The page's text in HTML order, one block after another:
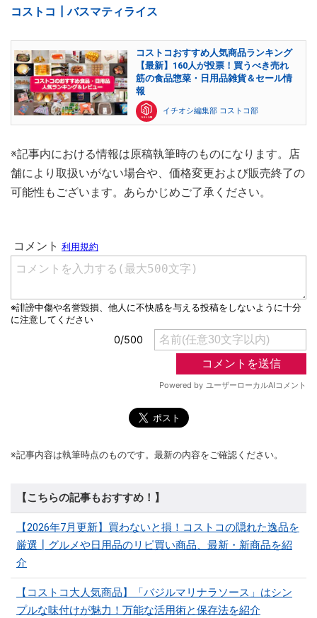
コストコ┃バスマティライス
コストコおすすめ人気商品ランキング
【最新】160人が投票！買うべき売れ
筋の食品惣菜・日用品雑貨＆セール情
報
イチオシ編集部 コストコ部
※記事内における情報は原稿執筆時のものになります。店
舗により取扱いがない場合や、価格変更および販売終了の
可能性もございます。あらかじめご了承ください。
※記事内容は執筆時点のものです。最新の内容をご確認ください。
【こちらの記事もおすすめ！】
【2026年7月更新】買わないと損！コストコの隠れた逸品を
厳選┃グルメや日用品のリピ買い商品、最新・新商品を紹
介
【コストコ大人気商品】「バジルマリナラソース」はシン
プルな味付けが魅力！万能な活用術と保存法を紹介